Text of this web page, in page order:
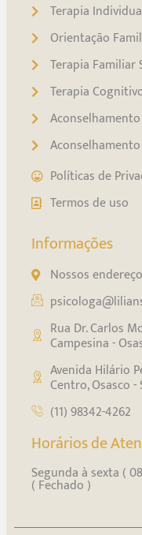
Terapia
Orientação
Terapia Familiar
Terapia
Políticas de
Termos de uso
Informações
Nossos
Rua Dr. Carlos
Campesina -
Avenida Hilário
Centro, Osasco -
(11) 98342-4262
Horários de
Segunda à sexta (
( Fechado )